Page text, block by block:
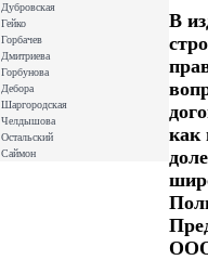
Дубровская
Гейко
Горбачев
Дмитриева
Горбунова
Дебора
Шаргородская
Челдышова
Остальский
Саймон
В
как